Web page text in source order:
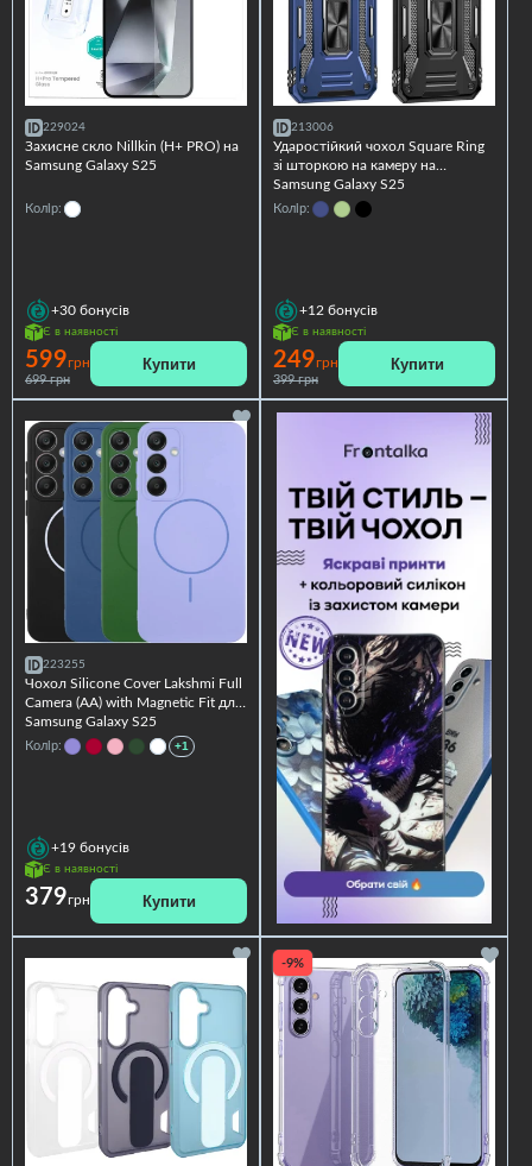
229024
Захисне скло Nillkin (H+ PRO) на
Samsung Galaxy S25
Колір:
+30 бонусів
Є в наявності
599грн
699 грн
Купити
213006
Ударостійкий чохол Square Ring
зi шторкою на камеру на
Samsung Galaxy S25
Колір:
+12 бонусів
Є в наявності
249грн
399 грн
Купити
223255
Чохол Silicone Cover Lakshmi Full
Camera (AA) with Magnetic Fit для
Samsung Galaxy S25
Колір: +1
+19 бонусів
Є в наявності
379грн Купити
-9%